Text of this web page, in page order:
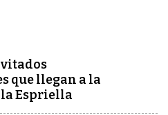
que llegan a la
la Espriella